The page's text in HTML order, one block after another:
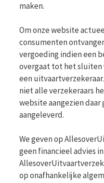
maken.
Om onze website
consumenten
vergoeding indien een
overgaat tot het sluiten
een
niet alle verzekeraars
website aangezien
aangeleverd.
We geven op
geen financieel advies
op onafhankelijke